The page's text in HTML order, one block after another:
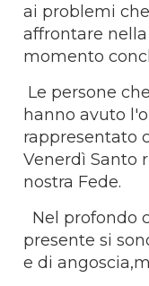
ai problemi
affrontare
momento
Le persone
hanno avuto
rappresentato
Venerdì Santo
nostra Fede.
Nel profondo
presente si
e di